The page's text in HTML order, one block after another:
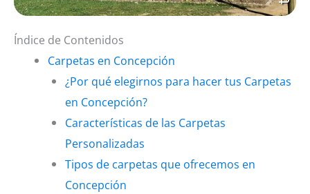
Índice de Contenidos
Carpetas en Concepción
¿Por qué elegirnos para hacer tus Carpetas
en Concepción?
Características de las Carpetas
Personalizadas
Tipos de carpetas que ofrecemos en
Concepción